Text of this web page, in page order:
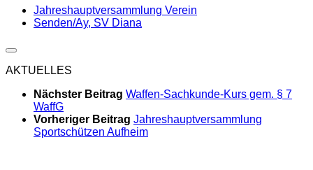
Jahreshauptversammlung Verein
Senden/Ay, SV Diana
AKTUELLES
Nächster Beitrag Waffen-Sachkunde-Kurs gem. § 7
WaffG
Vorheriger Beitrag Jahreshauptversammlung
Sportschützen Aufheim